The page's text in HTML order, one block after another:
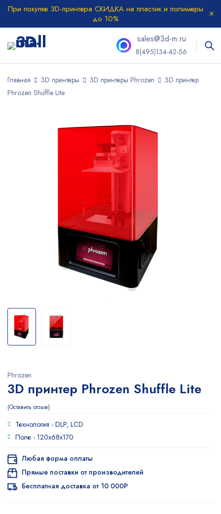
При покупке 3D-принтера СКИДКА на пластик и полимеры
до 10%
sales@3d-m.ru
8(495)134-42-56
Главная 3D принтеры 3D принтеры Phrozen
3D принтер
Phrozen Shuffle Lite
Phrozen
3D принтер Phrozen Shuffle Lite
Оставить отзыв
Технология - DLP, LCD
Поле - 120x68x170
Любая форма оплаты
Прямые поставки от производителей
Бесплатная доставка от 10 000Р